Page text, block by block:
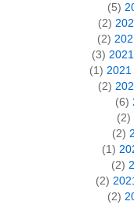
(5)
(2)
(2)
(3)
(1)
(2)
(6)
(2)
(2)
(1)
(2)
(2)
(2)